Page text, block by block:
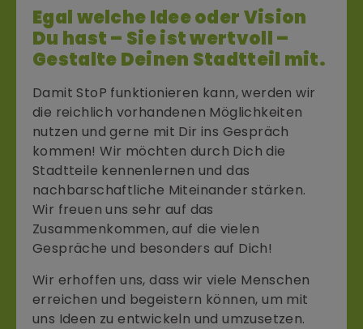
Egal welche Idee oder Vision
Du hast – Sie ist wertvoll –
Gestalte Deinen Stadtteil mit.
Damit StoP funktionieren kann, werden wir
die reichlich vorhandenen Möglichkeiten
nutzen und gerne mit Dir ins Gespräch
kommen! Wir möchten durch Dich die
Stadtteile kennenlernen und das
nachbarschaftliche Miteinander stärken.
Wir freuen uns sehr auf das
Zusammenkommen, auf die vielen
Gespräche und besonders auf Dich!
Wir erhoffen uns, dass wir viele Menschen
erreichen und begeistern können, um mit
uns Ideen zu entwickeln und umzusetzen.